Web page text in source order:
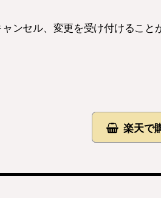
ンセル、変更を受け付けること
楽天で